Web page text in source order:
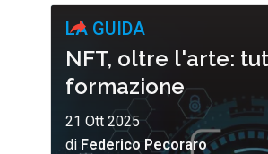
LA GUIDA
NFT, oltre l'arte:
formazione
21 Ott 2025
di Federico Pecoraro